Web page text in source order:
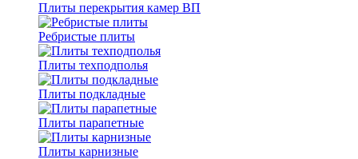
Плиты перекрытия камер ВП
Ребристые плиты
Плиты техподполья
Плиты подкладные
Плиты парапетные
Плиты карнизные